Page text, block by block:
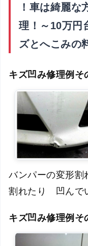
！車は綺麗な
理！～10万円
ズとへこみの
キズ凹み修理例そ
バンパーの変形
割れたり 凹んで
キズ凹み修理例そ